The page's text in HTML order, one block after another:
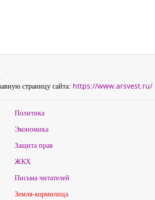
страницу сайта: https://www.arsvest.ru/
Политика
Экономика
Защита прав
ЖКХ
Письма читателей
Земля-кормилица